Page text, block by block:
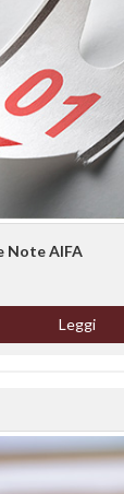
Note AIFA
Leggi